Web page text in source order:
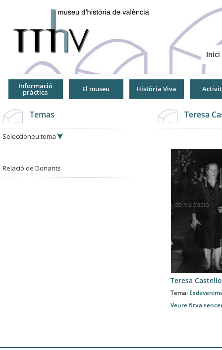
Inici
Informació
pràctica El museu Història Viva
Temas
Seleccioneu tema
Relació de Donants
Teresa
Teresa
Tema:
Veure fitxa